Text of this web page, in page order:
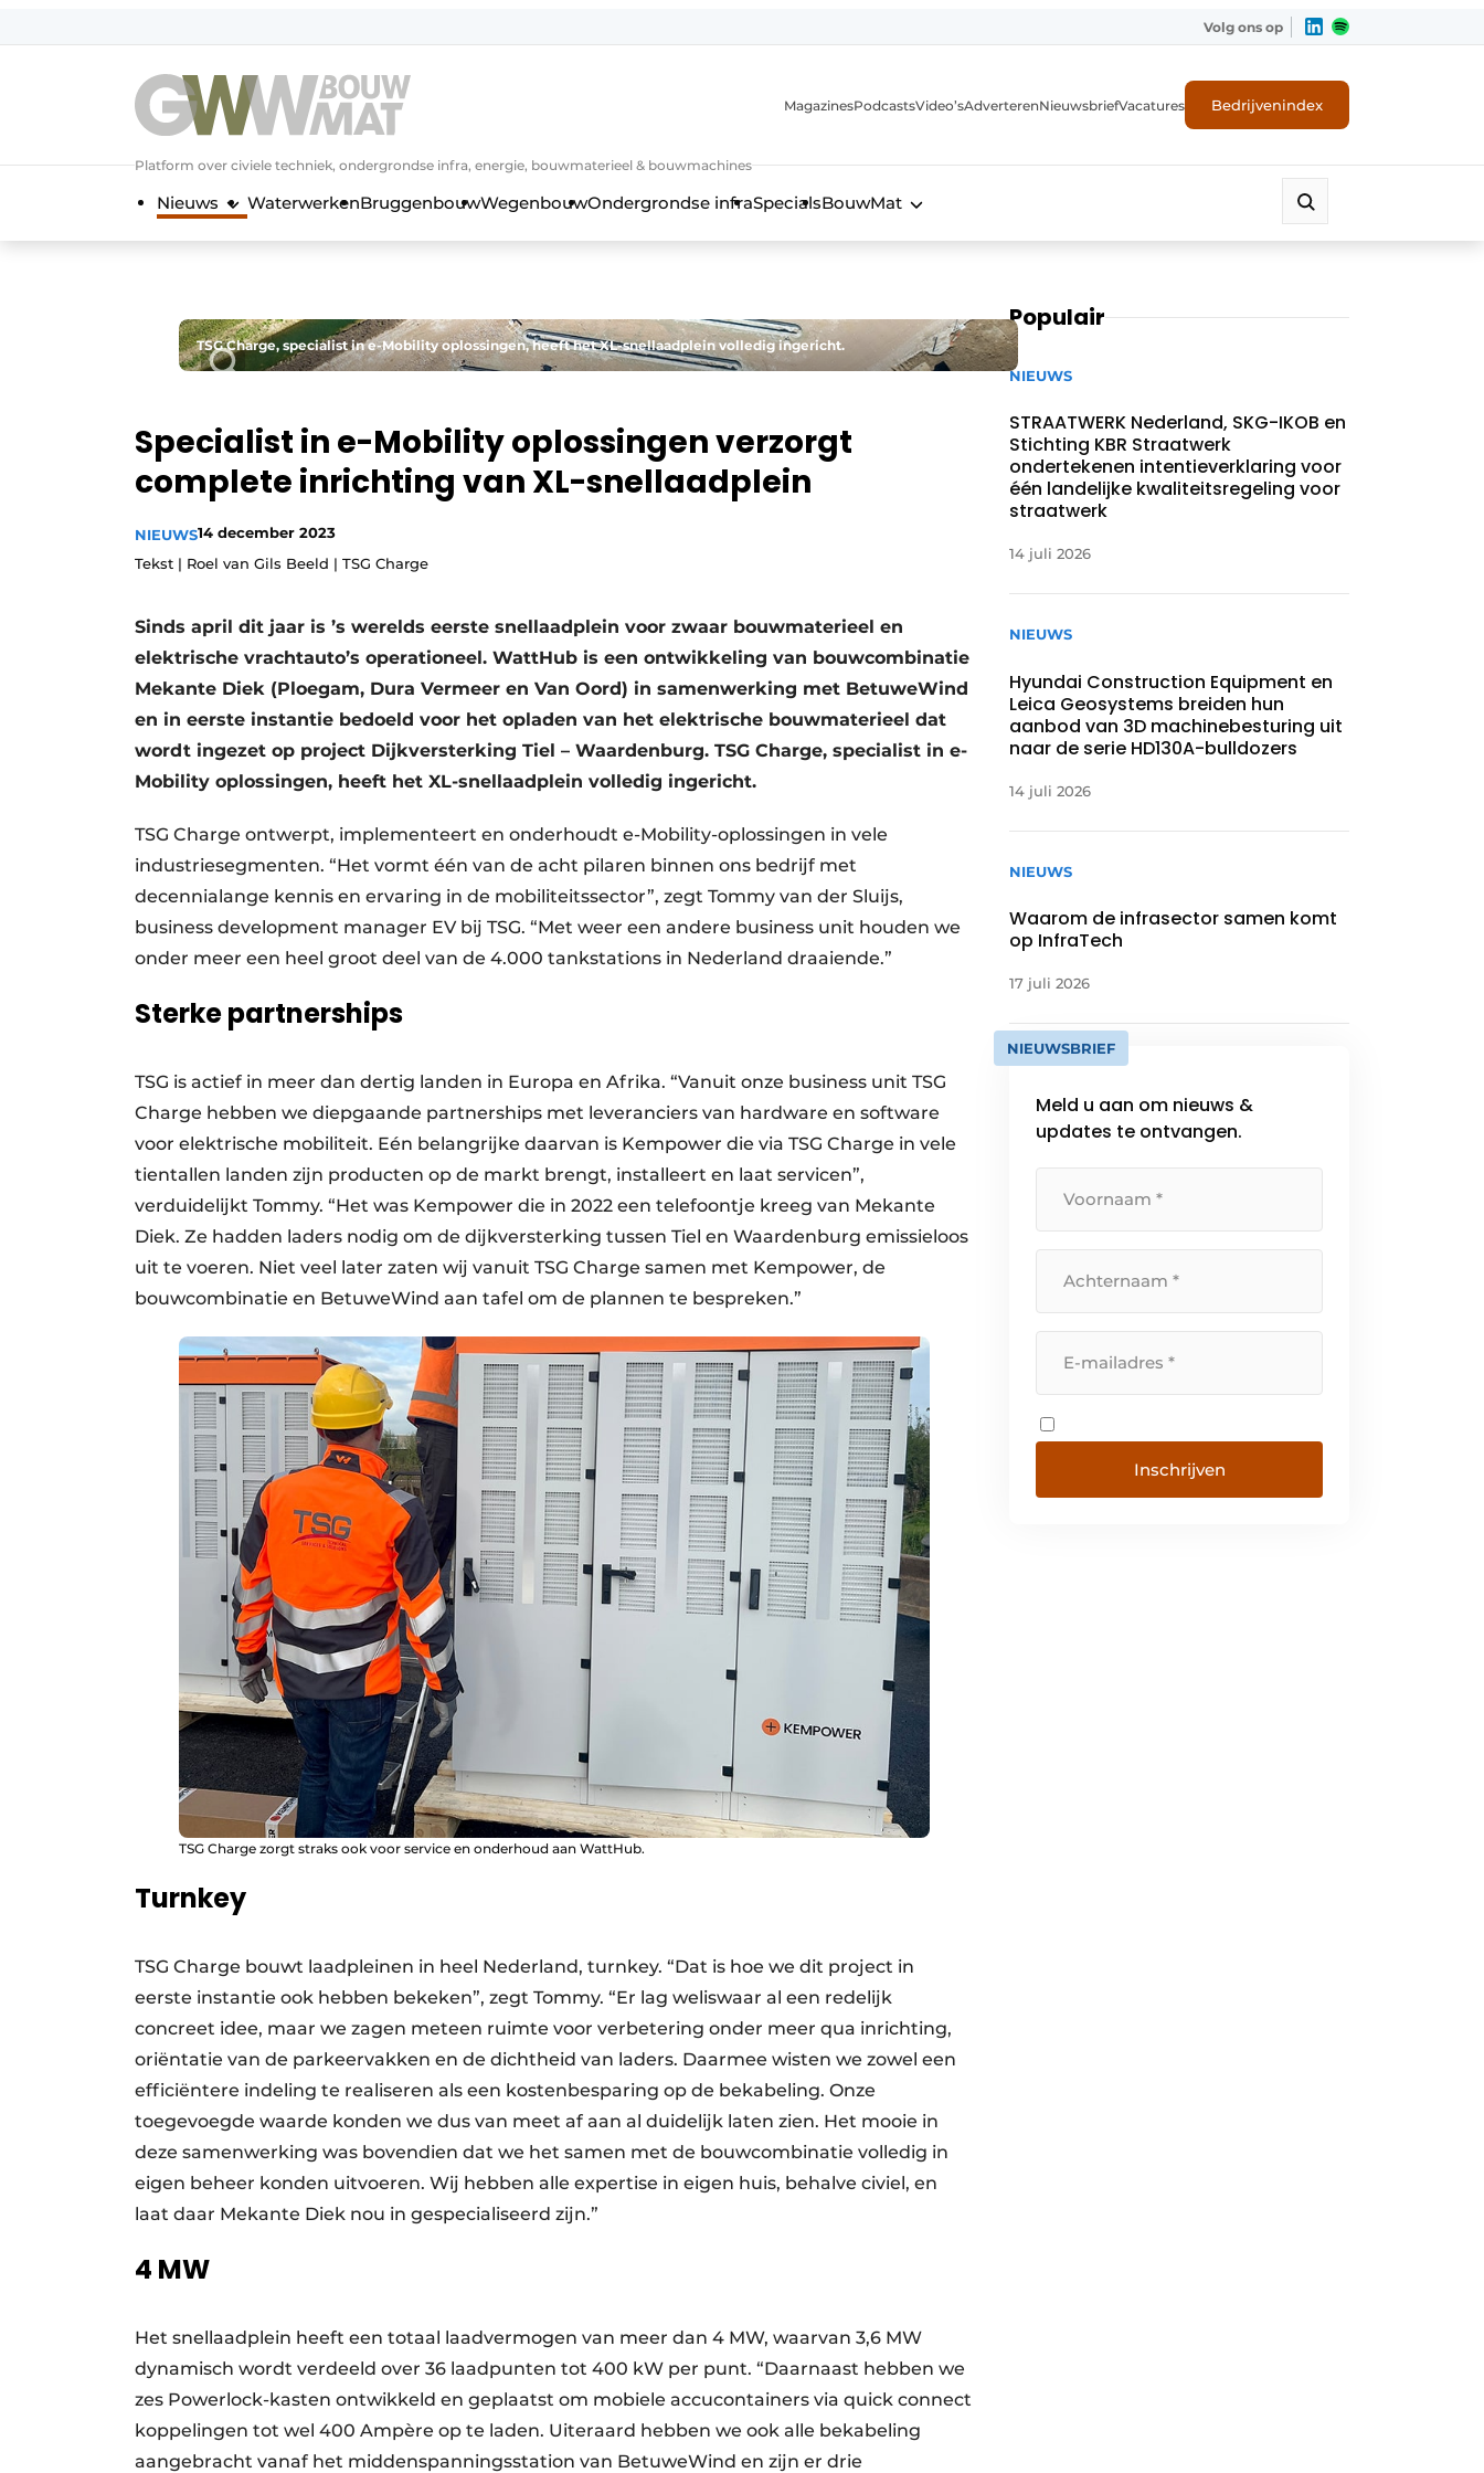
Volg ons op
Platform over civiele techniek, ondergrondse infra, energie, bouwmaterieel & bouwmachines
MagazinesPodcastsVideo’sAdverterenNieuwsbriefVacatures Bedrijvenindex
Nieuws WaterwerkenBruggenbouwWegenbouwOndergrondse infraSpecialsBouwMat
TSG Charge, specialist in e-Mobility oplossingen, heeft het XL-snellaadplein volledig ingericht.
Specialist in e-Mobility oplossingen verzorgt
complete inrichting van XL-snellaadplein
NIEUWS14 december 2023
Tekst | Roel van Gils Beeld | TSG Charge
Sinds april dit jaar is ’s werelds eerste snellaadplein voor zwaar bouwmaterieel en
elektrische vrachtauto’s operationeel. WattHub is een ontwikkeling van bouwcombinatie
Mekante Diek (Ploegam, Dura Vermeer en Van Oord) in samenwerking met BetuweWind
en in eerste instantie bedoeld voor het opladen van het elektrische bouwmaterieel dat
wordt ingezet op project Dijkversterking Tiel – Waardenburg. TSG Charge, specialist in e-
Mobility oplossingen, heeft het XL-snellaadplein volledig ingericht.
TSG Charge ontwerpt, implementeert en onderhoudt e-Mobility-oplossingen in vele
industriesegmenten. “Het vormt één van de acht pilaren binnen ons bedrijf met
decennialange kennis en ervaring in de mobiliteitssector”, zegt Tommy van der Sluijs,
business development manager EV bij TSG. “Met weer een andere business unit houden we
onder meer een heel groot deel van de 4.000 tankstations in Nederland draaiende.”
Sterke partnerships
TSG is actief in meer dan dertig landen in Europa en Afrika. “Vanuit onze business unit TSG
Charge hebben we diepgaande partnerships met leveranciers van hardware en software
voor elektrische mobiliteit. Eén belangrijke daarvan is Kempower die via TSG Charge in vele
tientallen landen zijn producten op de markt brengt, installeert en laat servicen”,
verduidelijkt Tommy. “Het was Kempower die in 2022 een telefoontje kreeg van Mekante
Diek. Ze hadden laders nodig om de dijkversterking tussen Tiel en Waardenburg emissieloos
uit te voeren. Niet veel later zaten wij vanuit TSG Charge samen met Kempower, de
bouwcombinatie en BetuweWind aan tafel om de plannen te bespreken.”
TSG Charge zorgt straks ook voor service en onderhoud aan WattHub.
Turnkey
TSG Charge bouwt laadpleinen in heel Nederland, turnkey. “Dat is hoe we dit project in
eerste instantie ook hebben bekeken”, zegt Tommy. “Er lag weliswaar al een redelijk
concreet idee, maar we zagen meteen ruimte voor verbetering onder meer qua inrichting,
oriëntatie van de parkeervakken en de dichtheid van laders. Daarmee wisten we zowel een
efficiëntere indeling te realiseren als een kostenbesparing op de bekabeling. Onze
toegevoegde waarde konden we dus van meet af aan al duidelijk laten zien. Het mooie in
deze samenwerking was bovendien dat we het samen met de bouwcombinatie volledig in
eigen beheer konden uitvoeren. Wij hebben alle expertise in eigen huis, behalve civiel, en
laat daar Mekante Diek nou in gespecialiseerd zijn.”
4 MW
Het snellaadplein heeft een totaal laadvermogen van meer dan 4 MW, waarvan 3,6 MW
dynamisch wordt verdeeld over 36 laadpunten tot 400 kW per punt. “Daarnaast hebben we
zes Powerlock-kasten ontwikkeld en geplaatst om mobiele accucontainers via quick connect
koppelingen tot wel 400 Ampère op te laden. Uiteraard hebben we ook alle bekabeling
aangebracht vanaf het middenspanningsstation van BetuweWind en zijn er drie
Populair
NIEUWS
STRAATWERK Nederland, SKG-IKOB en
Stichting KBR Straatwerk
ondertekenen intentieverklaring voor
één landelijke kwaliteitsregeling voor
straatwerk
14 juli 2026
NIEUWS
Hyundai Construction Equipment en
Leica Geosystems breiden hun
aanbod van 3D machinebesturing uit
naar de serie HD130A-bulldozers
14 juli 2026
NIEUWS
Waarom de infrasector samen komt
op InfraTech
17 juli 2026
NIEUWSBRIEF
Meld u aan om nieuws &
updates te ontvangen.
Inschrijven